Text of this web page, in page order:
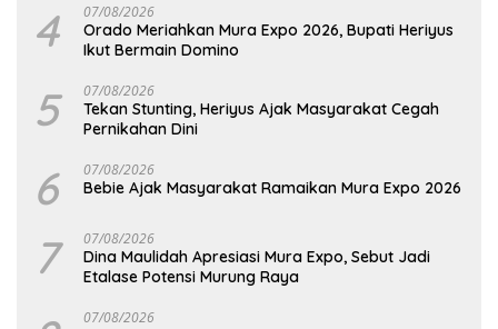
4 07/08/2026
Orado Meriahkan Mura Expo 2026, Bupati Heriyus
Ikut Bermain Domino
5 07/08/2026
Tekan Stunting, Heriyus Ajak Masyarakat Cegah
Pernikahan Dini
6 07/08/2026
Bebie Ajak Masyarakat Ramaikan Mura Expo 2026
7 07/08/2026
Dina Maulidah Apresiasi Mura Expo, Sebut Jadi
Etalase Potensi Murung Raya
07/08/2026